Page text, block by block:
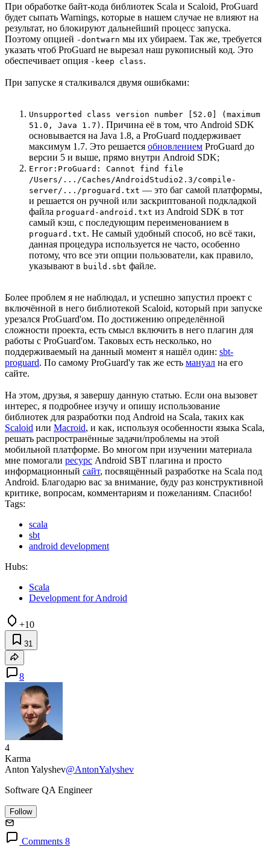
При обработке байт-кода библиотек Scala и Scaloid, ProGuard
будет сыпать Warnings, которые в нашем случае не влияют на
результат, но блокируют дальнейший процесс запуска.
Поэтому опцией -dontwarn мы их убираем. Так же, требуется
указать чтоб ProGuard не вырезал наш рукописный код. Это
обеспечивает опция -keep class.
При запуске я сталкивался двумя ошибками:
Unsupported class version number [52.0] (maximum
51.0, Java 1.7) . Причина её в том, что Android SDK
основывается на Java 1.8, а ProGuard поддерживает
максимум 1.7. Это решается обновлением ProGuard до
версии 5 и выше, прямо внутри Android SDK;
Error:ProGuard: Cannot find file
/Users/.../Caches/AndroidStudio2.3/compile-
server/.../proguard.txt — это баг самой платформы,
и решается он ручной или заскриптованой подкладкой
файла proguard-android.txt из Android SDK в тот
самый кэш, с последующим переименованием в
proguard.txt. Не самый удобный способ, но всё таки,
данная процедура используется не часто, особенно
потому, что все эти опции пользователи, как правило,
указывают в build.sbt файле.
Более проблем я не наблюдал, и успешно запустил проект с
включённой в него библиотекой Scaloid, который при запуске
урезался ProGuard'ом. По достижению определённой
сложности проекта, есть смысл включить в него плагин для
работы с ProGuard'ом. Таковых есть несколько, но
поддерживаемый на данный момент я нашёл один: sbt-
proguard. По самому ProGuard'у так же есть мануал на его
сайте.
На этом, друзья, я завершу данную статью. Если она вызовет
интерес, я подробнее изучу и опишу использование
библиотек для разработки под Android на Scala, таких как
Scaloid или Macroid, и как, используя особенности языка Scala,
решать распространённые задачи/проблемы на этой
мобильной платформе. Во многом при изучении материала
мне помогали ресурс Android SBT плагина и просто
информационный сайт, посвящённый разработке на Scala под
Android. Благодарю вас за внимание, буду раз конструктивной
критике, вопросам, комментариям и пожеланиям. Спасибо!
Tags:
scala
sbt
android development
Hubs:
Scala
Development for Android
+10
31
8
4
Karma
Anton Yalyshev@AntonYalyshev
Software QA Engineer
Follow
Comments 8